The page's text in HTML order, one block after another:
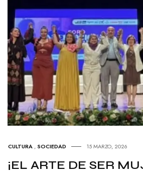
CULTURA , SOCIEDAD 15 MARZO, 2026
¡EL ARTE DE SER